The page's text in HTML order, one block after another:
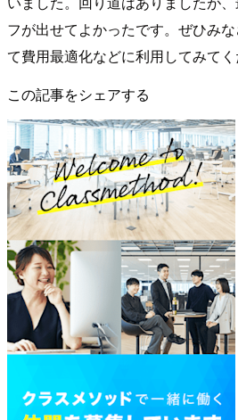
フが出せてよかったです。ぜひみ
て費用最適化などに利用してみてく
この記事をシェアする